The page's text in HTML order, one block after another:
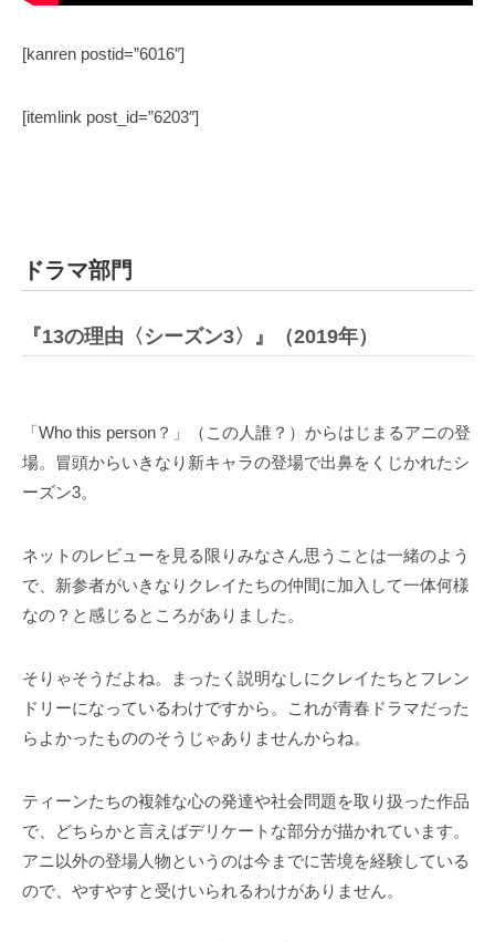
[kanren postid=”6016″]
[itemlink post_id=”6203″]
ドラマ部門
『13の理由〈シーズン3〉』（2019年）
「Who this person？」（この人誰？）からはじまるアニの登
場。冒頭からいきなり新キャラの登場で出鼻をくじかれたシ
ーズン3。
ネットのレビューを見る限りみなさん思うことは一緒のよう
で、新参者がいきなりクレイたちの仲間に加入して一体何様
なの？と感じるところがありました。
そりゃそうだよね。まったく説明なしにクレイたちとフレン
ドリーになっているわけですから。これが青春ドラマだった
らよかったもののそうじゃありませんからね。
ティーンたちの複雑な心の発達や社会問題を取り扱った作品
で、どちらかと言えばデリケートな部分が描かれています。
アニ以外の登場人物というのは今までに苦境を経験している
ので、やすやすと受けいられるわけがありません。